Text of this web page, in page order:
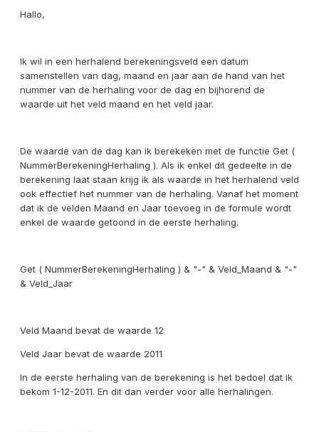
Hallo,
Ik wil in een herhalend berekeningsveld een datum
samenstellen van dag, maand en jaar aan de hand van het
nummer van de herhaling voor de dag en bijhorend de
waarde uit het veld maand en het veld jaar.
De waarde van de dag kan ik berekeken met de functie Get (
NummerBerekeningHerhaling ). Als ik enkel dit gedeelte in de
berekening laat staan krijg ik als waarde in het herhalend veld
ook effectief het nummer van de herhaling. Vanaf het moment
dat ik de velden Maand en Jaar toevoeg in de formule wordt
enkel de waarde getoond in de eerste herhaling.
Get ( NummerBerekeningHerhaling ) & "-" & Veld_Maand & "-"
& Veld_Jaar
Veld Maand bevat de waarde 12
Veld Jaar bevat de waarde 2011
In de eerste herhaling van de berekening is het bedoel dat ik
bekom 1-12-2011. En dit dan verder voor alle herhalingen.